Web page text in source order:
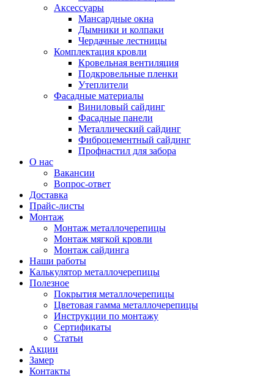
Аксессуары
Мансардные окна
Дымники и колпаки
Чердачные лестницы
Комплектация кровли
Кровельная вентиляция
Подкровельные пленки
Утеплители
Фасадные материалы
Виниловый сайдинг
Фасадные панели
Металлический сайдинг
Фиброцементный сайдинг
Профнастил для забора
О нас
Вакансии
Вопрос-ответ
Доставка
Прайс-листы
Монтаж
Монтаж металлочерепицы
Монтаж мягкой кровли
Монтаж сайдинга
Наши работы
Калькулятор металлочерепицы
Полезное
Покрытия металлочерепицы
Цветовая гамма металлочерепицы
Инструкции по монтажу
Сертификаты
Статьи
Акции
Замер
Контакты